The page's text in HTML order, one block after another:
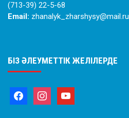
(713-39) 22-5-68
Email: zhanalyk_zharshysy@mail.ru
БІЗ ӘЛЕУМЕТТІК ЖЕЛІЛЕРДЕ